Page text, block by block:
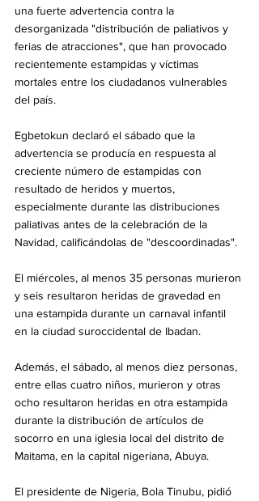
una fuerte advertencia contra la
desorganizada "distribución de paliativos y
ferias de atracciones", que han provocado
recientemente estampidas y víctimas
mortales entre los ciudadanos vulnerables
del país.
Egbetokun declaró el sábado que la
advertencia se producía en respuesta al
creciente número de estampidas con
resultado de heridos y muertos,
especialmente durante las distribuciones
paliativas antes de la celebración de la
Navidad, calificándolas de "descoordinadas".
El miércoles, al menos 35 personas murieron
y seis resultaron heridas de gravedad en
una estampida durante un carnaval infantil
en la ciudad suroccidental de Ibadan.
Además, el sábado, al menos diez personas,
entre ellas cuatro niños, murieron y otras
ocho resultaron heridas en otra estampida
durante la distribución de artículos de
socorro en una iglesia local del distrito de
Maitama, en la capital nigeriana, Abuya.
El presidente de Nigeria, Bola Tinubu, pidió